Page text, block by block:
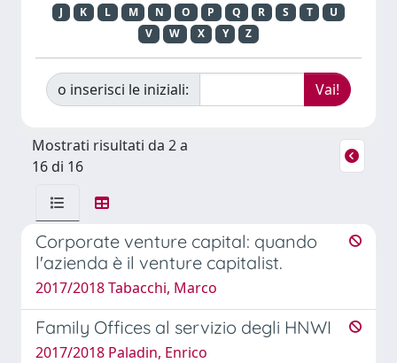
J
K L M N O P Q R S T
U
V
W X Y Z
o inserisci le iniziali:
Mostrati risultati da 2 a
16 di 16
Corporate venture capital: quando
l'azienda è il venture capitalist.
2017/2018 Tabacchi, Marco
Family Offices al servizio degli HNWI
2017/2018 Paladin, Enrico